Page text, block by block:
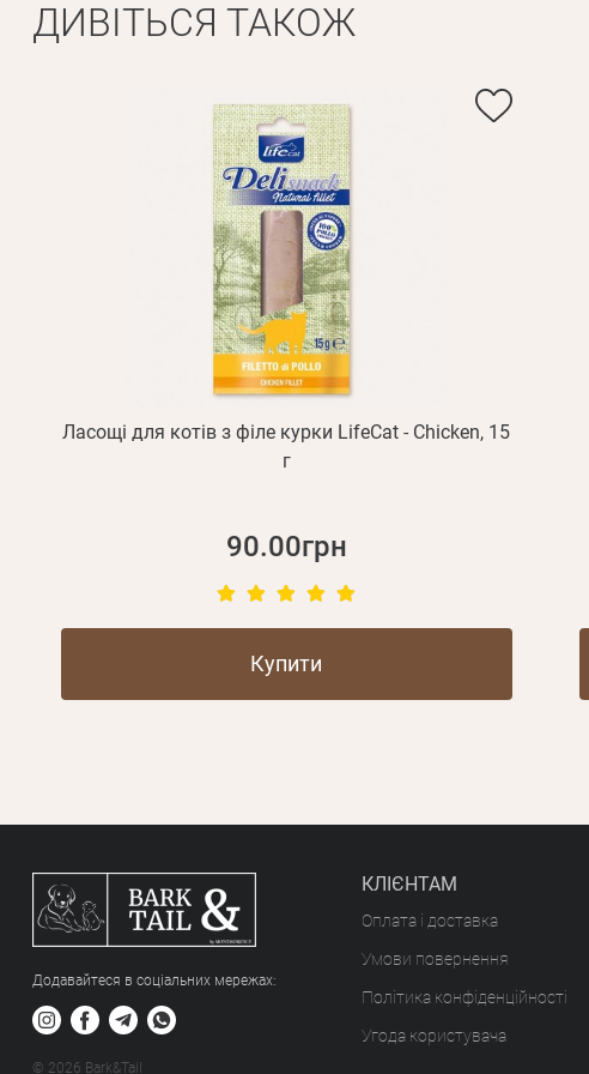
ДИВІТЬСЯ ТАКОЖ
Ласощі для котів з філе курки LifeCat - Chicken, 15
г
90.00грн
Купити
Додавайтеся в соціальних мережах:
© 2026 Bark&Tail
КЛІЄНТАМ
Оплата і доставка
Умови повернення
Політика конфіденційності
Угода користувача